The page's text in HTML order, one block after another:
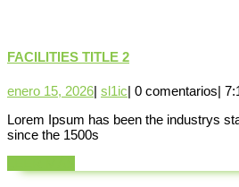
FACILITIES TITLE 2FACILITIES
TITLE
enero 15, 2026enero
2026
| sl1icsl1ic
| 0 comentarios|
Lorem Ipsum has been the industrys
since the 1500s
MÁS